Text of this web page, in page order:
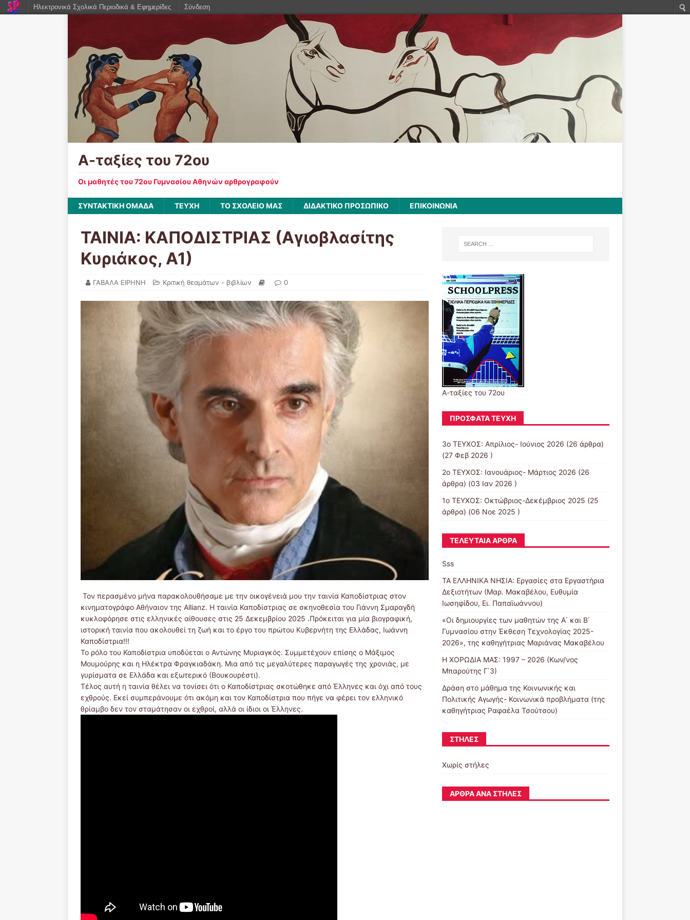
Α-ταξίες του 72ου
Οι μαθητές του 72ου Γυμνασίου Αθηνών αρθρογραφούν
ΣΥΝΤΑΚΤΙΚΗ ΟΜΑΔΑ ΤΕΥΧΗ ΤΟ ΣΧΟΛΕΙΟ ΜΑΣ ΔΙΔΑΚΤΙΚΟ ΠΡΟΣΩΠΙΚΟ ΕΠΙΚΟΙΝΩΝΙΑ
ΤΑΙΝΙΑ: ΚΑΠΟΔΙΣΤΡΙΑΣ (Αγιοβλασίτης
Κυριάκος, Α1)
ΓΑΒΑΛΑ ΕΙΡΗΝΗ Κριτική θεαμάτων - βιβλίων 0
Τον περασμένο μήνα παρακολουθήσαμε με την οικογένειά μου την ταινία Καποδίστριας στον
κινηματογράφο Αθήναιον της Allianz. Η ταινία Καποδίστριας σε σκηνοθεσία του Γιάννη Σμαραγδή
κυκλοφόρησε στις ελληνικές αίθουσες στις 25 Δεκεμβρίου 2025 .Πρόκειται για μία βιογραφική,
ιστορική ταινία που ακολουθεί τη ζωή και το έργο του πρώτου Κυβερνήτη της Ελλάδας, Ιωάννη
Καποδίστρια!!!
Το ρόλο του Καποδίστρια υποδύεται ο Αντώνης Μυριαγκός. Συμμετέχουν επίσης ο Μάξιμος
Μουμούρης και η Ηλέκτρα Φραγκιαδάκη. Μια από τις μεγαλύτερες παραγωγές της χρονιάς, με
γυρίσματα σε Ελλάδα και εξωτερικό (Βουκουρέστι).
Τέλος αυτή η ταινία θέλει να τονίσει ότι ο Καποδίστριας σκοτώθηκε από Έλληνες και όχι από τους
εχθρούς. Εκεί συμπεράνουμε ότι ακόμη και τον Καποδίστρια που πήγε να φέρει τον ελληνικό
θρίαμβο δεν τον σταμάτησαν οι εχθροί, αλλά οι ίδιοι οι Έλληνες.
Α-ταξίες του 72ου
ΠΡΌΣΦΑΤΑ ΤΕΎΧΗ
3ο ΤΕΥΧΟΣ: Απρίλιος- Ιούνιος 2026 (26 άρθρα)
(27 Φεβ 2026 )
2ο ΤΕΥΧΟΣ: Ιανουάριος- Μάρτιος 2026 (26
άρθρα) (03 Ιαν 2026 )
1ο ΤΕΥΧΟΣ: Οκτώβριος-Δεκέμβριος 2025 (25
άρθρα) (06 Νοε 2025 )
ΤΕΛΕΥΤΑΊΑ ΆΡΘΡΑ
Sss
ΤΑ ΕΛΛΗΝΙΚΑ ΝΗΣΙΑ: Εργασίες στα Εργαστήρια
Δεξιοτήτων (Μαρ. Μακαβέλου, Ευθυμία
Ιωσηφίδου, Ει. Παπαϊωάννου)
«Οι δημιουργίες των μαθητών της Α΄ και Β΄
Γυμνασίου στην Έκθεση Τεχνολογίας 2025-
2026», της καθηγήτριας Μαριάνας Μακαβέλου
Η ΧΟΡΩΔΙΑ ΜΑΣ: 1997 – 2026 (Κων/νος
Μπαρούτης Γ΄3)
Δράση στο μάθημα της Κοινωνικής και
Πολιτικής Αγωγής- Κοινωνικά προβλήματα (της
καθηγήτριας Ραφαέλα Τσούτσου)
ΣΤΉΛΕΣ
Χωρίς στήλες
ΆΡΘΡΑ ΑΝΆ ΣΤΉΛΕΣ
Ηλεκτρονικά Σχολικά Περιοδικά & Εφημερίδες Σύνδεση